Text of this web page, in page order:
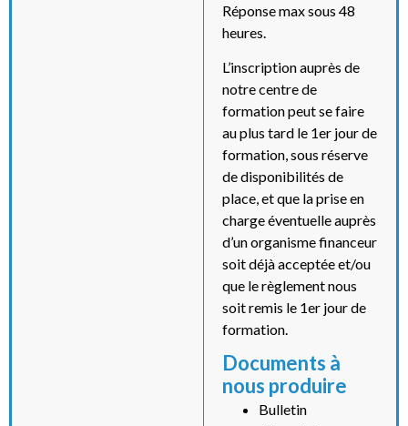
Réponse max sous 48
heures.
L’inscription auprès de
notre centre de
formation peut se faire
au plus tard le 1er jour de
formation, sous réserve
de disponibilités de
place, et que la prise en
charge éventuelle auprès
d’un organisme financeur
soit déjà acceptée et/ou
que le règlement nous
soit remis le 1er jour de
formation.
Documents à
nous produire
Bulletin